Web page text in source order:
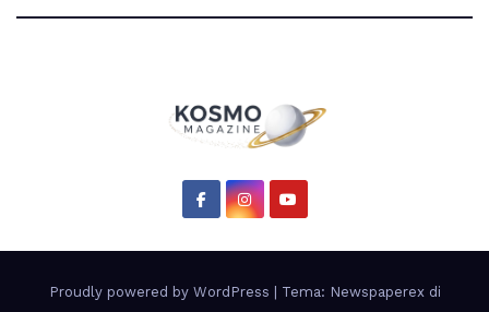
Proudly powered by WordPress
Tema: Newspaperex di